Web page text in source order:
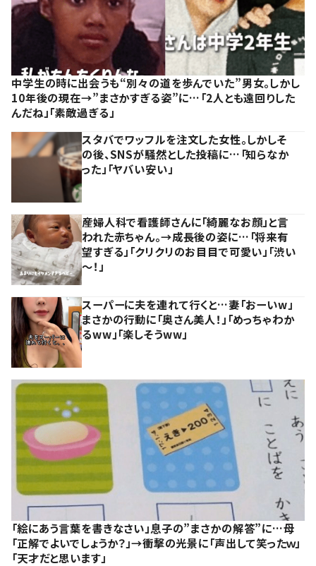
中学生の時に出会うも“別々の道を歩んでいた”男女。しかし
10年後の現在→”まさかすぎる姿”に…「2人とも遠回りした
んだね」「素敵過ぎる」
スタバでワッフルを注文した女性。しかしそ
の後、SNSが騒然とした投稿に…「知らなか
った」「ヤバい安い」
産婦人科で看護師さんに「綺麗なお顔」と言
われた赤ちゃん。→成長後の姿に…「将来有
望すぎる」「クリクリのお目目で可愛い」「渋い
～！」
スーパーに夫を連れて行くと…妻「おーいw」
まさかの行動に「奥さん美人！」「めっちゃわか
るww」「楽しそうww」
「絵にあう言葉を書きなさい」息子の”まさかの解答”に…母
「正解でよいでしょうか？」→衝撃の光景に「声出して笑ったｗ」
「天才だと思います」